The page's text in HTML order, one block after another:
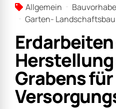
Allgemein
Garten- Landschaftsbau
Erdarbeiten
Grabens für